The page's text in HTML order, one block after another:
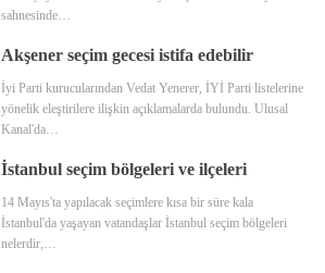
sahnesinde…
Akşener seçim gecesi istifa edebilir
İyi Parti kurucularından Vedat Yenerer, İYİ Parti listelerine
yönelik eleştirilere ilişkin açıklamalarda bulundu. Ulusal
Kanal'da…
İstanbul seçim bölgeleri ve ilçeleri
14 Mayıs'ta yapılacak seçimlere kısa bir süre kala
İstanbul'da yaşayan vatandaşlar İstanbul seçim bölgeleri
nelerdir,…